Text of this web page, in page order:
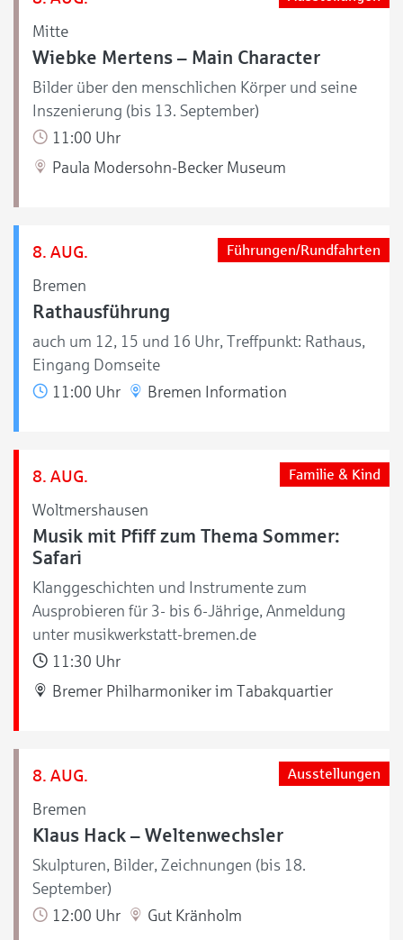
Mitte
Wiebke Mertens – Main Character
Bilder über den menschlichen Körper und seine
Inszenierung (bis 13. September)
11:00 Uhr
Paula Modersohn-Becker Museum
8. AUG.
Bremen
Führungen/Rundfahrten
Rathausführung
auch um 12, 15 und 16 Uhr, Treffpunkt: Rathaus,
Eingang Domseite
11:00 Uhr
Bremen Information
8. AUG.
Woltmershausen
Familie & Kind
Musik mit Pfiff zum Thema Sommer:
Safari
Klanggeschichten und Instrumente zum
Ausprobieren für 3- bis 6-Jährige, Anmeldung
unter musikwerkstatt-bremen.de
11:30 Uhr
Bremer Philharmoniker im Tabakquartier
8. AUG.
Bremen
Ausstellungen
Klaus Hack – Weltenwechsler
Skulpturen, Bilder, Zeichnungen (bis 18.
September)
12:00 Uhr
Gut Kränholm